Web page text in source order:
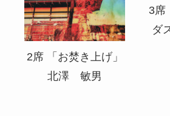
2席 「お焚き上げ」
北澤 敏男
3席
ダ